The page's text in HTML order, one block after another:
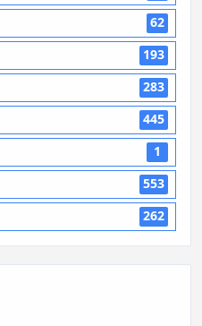
62
193
283
445
1
553
262